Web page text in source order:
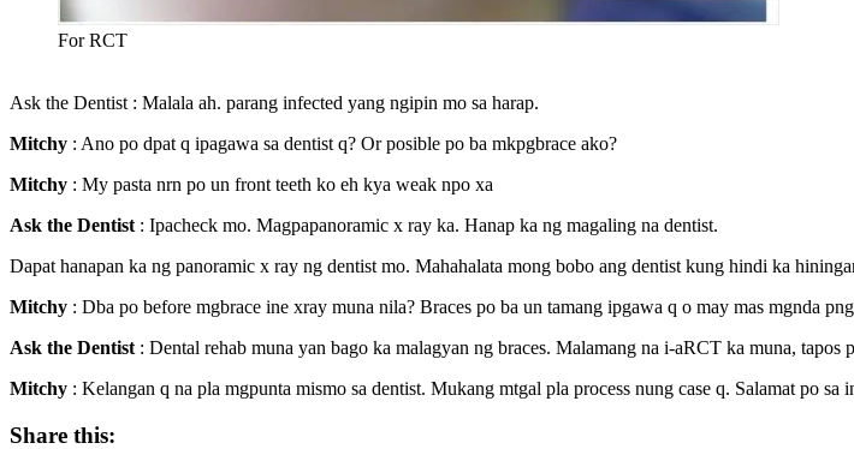
For RCT
Ask the Dentist : Malala ah. parang infected yang ngipin mo sa harap.
Mitchy : Ano po dpat q ipagawa sa dentist q? Or posible po ba mkpgbrace ako?
Mitchy : My pasta nrn po un front teeth ko eh kya weak npo xa
Ask the Dentist : Ipacheck mo. Magpapanoramic x ray ka. Hanap ka ng magaling na dentist.
Dapat hanapan ka ng panoramic x ray ng dentist mo. Mahahalata mong bobo ang dentist kung hindi ka
Mitchy : Dba po before mgbrace ine xray muna nila? Braces po ba un tamang ipgawa q o may mas mgnda
Ask the Dentist : Dental rehab muna yan bago ka malagyan ng braces. Malamang na i-aRCT ka muna, tapos
Mitchy : Kelangan q na pla mgpunta mismo sa dentist. Mukang mtgal pla process nung case q. Salamat po
Share this: